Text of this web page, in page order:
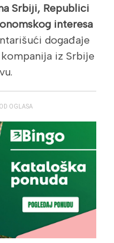
Srbiji, Republici
interesa
događaje
iz Srbije
OGLASA